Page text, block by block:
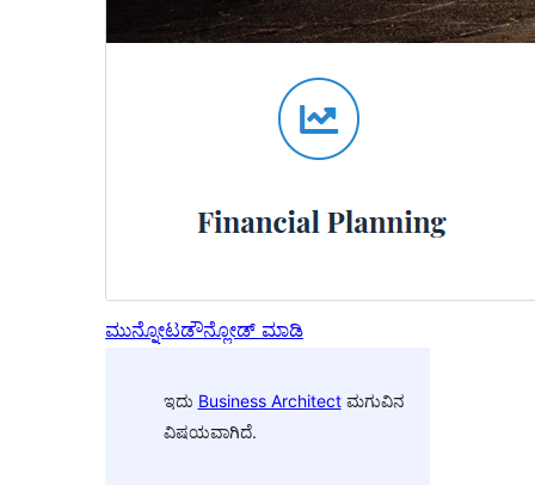
ಮುನ್ನೋಟಡೌನ್ಲೋಡ್ ಮಾಡಿ
ಇದು Business Architectಮಗುವಿನ
ವಿಷಯವಾಗಿದೆ.